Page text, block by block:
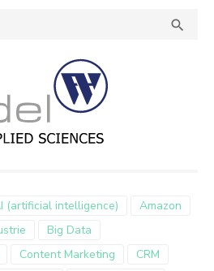

(artificial intelligence)
Amazon
Big Data
Content Marketing CRM